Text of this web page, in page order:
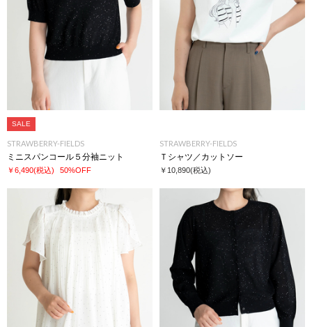
SALE
STRAWBERRY-FIELDS
ミニスパンコール５分袖ニット
￥6,490(税込) 50%OFF
STRAWBERRY-FIELDS
Ｔシャツ／カットソー
￥10,890(税込)